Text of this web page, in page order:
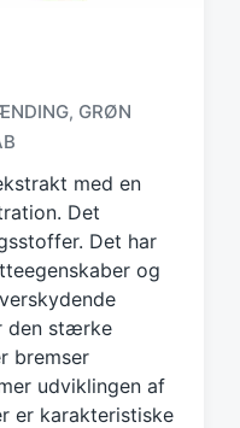
, GRØN
med en
Det
Det har
og
den stærke
bremser
udviklingen af
er karakteristiske